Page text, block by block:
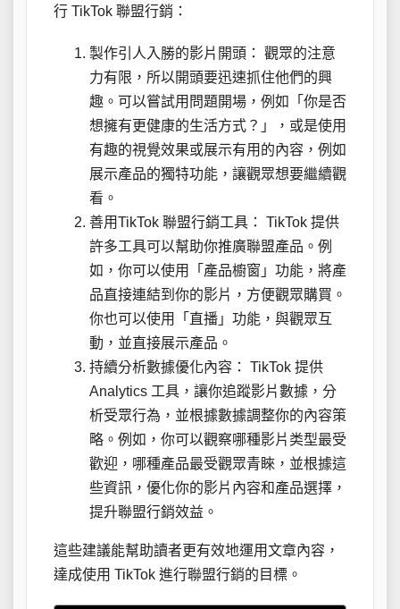
行 TikTok 聯盟行銷：
製作引人入勝的影片開頭： 觀眾的注意
力有限，所以開頭要迅速抓住他們的興
趣。可以嘗試用問題開場，例如「你是否
想擁有更健康的生活方式？」，或是使用
有趣的視覺效果或展示有用的內容，例如
展示產品的獨特功能，讓觀眾想要繼續觀
看。
善用TikTok 聯盟行銷工具： TikTok 提供
許多工具可以幫助你推廣聯盟產品。例
如，你可以使用「產品櫥窗」功能，將產
品直接連結到你的影片，方便觀眾購買。
你也可以使用「直播」功能，與觀眾互
動，並直接展示產品。
持續分析數據優化內容： TikTok 提供
Analytics 工具，讓你追蹤影片數據，分
析受眾行為，並根據數據調整你的內容策
略。例如，你可以觀察哪種影片类型最受
歡迎，哪種產品最受觀眾青睞，並根據這
些資訊，優化你的影片內容和產品選擇，
提升聯盟行銷效益。
這些建議能幫助讀者更有效地運用文章內容，
達成使用 TikTok 進行聯盟行銷的目標。